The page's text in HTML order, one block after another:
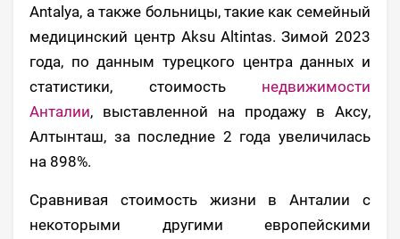
Antalya, а также больницы, такие как семейный
медицинский центр Aksu Altintas. Зимой 2023
года, по данным турецкого центра данных и
статистики, стоимость недвижимости
Анталии, выставленной на продажу в Аксу,
Алтынташ, за последние 2 года увеличилась
на 898%.
Сравнивая стоимость жизни в Анталии с
некоторыми другими европейскими